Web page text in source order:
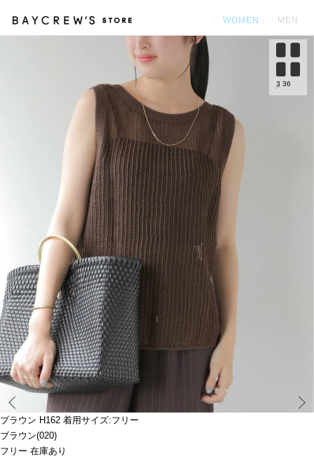
WOMEN MEN
ブラウン H162 着用サイズ:フリー
ブラウン(020)
フリー 在庫あり
Prev
3 36